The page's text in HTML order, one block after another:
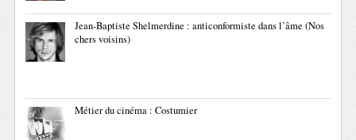
Jean-Baptiste Shelmerdine : anticonformiste dans l’âme (Nos
chers voisins)
Métier du cinéma : Costumier